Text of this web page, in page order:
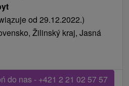
od 29.12.2022.)
Žilinský kraj, Jasná
do nas - +421 2 21 02 57 57